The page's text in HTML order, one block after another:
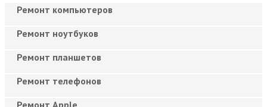
Ремонт компьютеров
Ремонт ноутбуков
Ремонт планшетов
Ремонт телефонов
Ремонт Apple